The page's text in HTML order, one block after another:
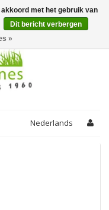
Nederlands
met het gebruik van
Dit bericht verbergen
»